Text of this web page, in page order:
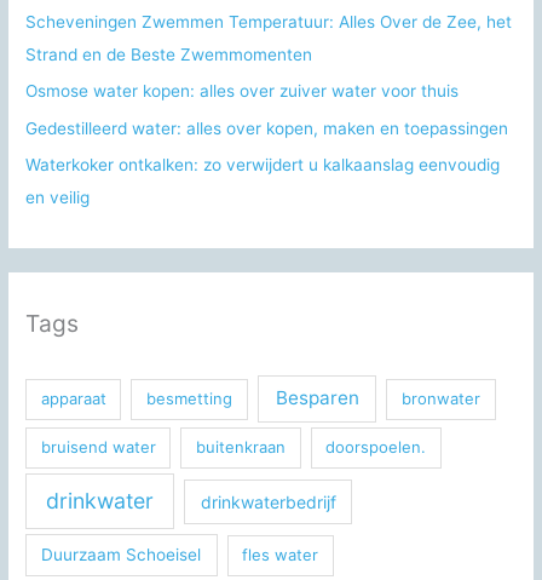
:Scheveningen Zwemmen Temperatuur: Alles Over de Zee, het
Strand en de Beste Zwemmomenten
Osmose water kopen: alles over zuiver water voor thuis
Gedestilleerd water: alles over kopen, maken en toepassingen
Waterkoker ontkalken: zo verwijdert u kalkaanslag eenvoudig
en veilig
Tags
apparaat besmetting Besparen bronwater
bruisend water buitenkraan doorspoelen.
drinkwater drinkwaterbedrijf
Duurzaam Schoeisel fles water